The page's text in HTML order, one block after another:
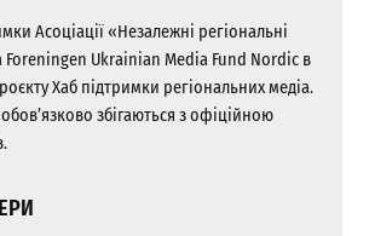
Асоціації «Незалежні регіональні
Foreningen Ukrainian Media Fund Nordic в
Хаб підтримки регіональних медіа.
збігаються з офіційною